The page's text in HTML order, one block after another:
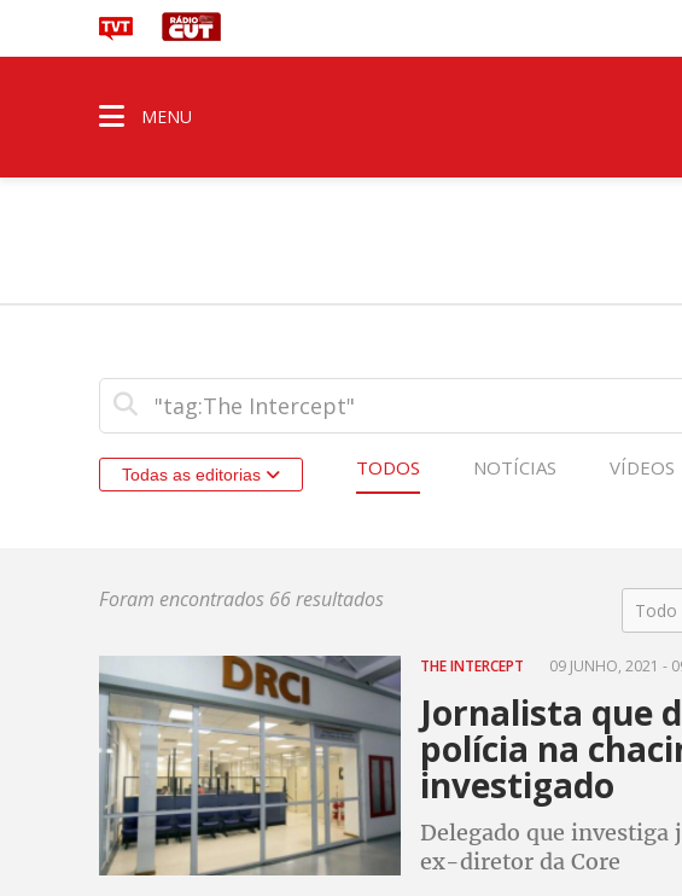
MENU
Todas as editorias TODOS NOTÍCIAS VÍDEOS
Foram encontrados 66 resultados Todo
THE INTERCEPT 09 JUNHO, 2021 -
Jornalista que
polícia na
investigado
Delegado que investiga
ex-diretor da Core